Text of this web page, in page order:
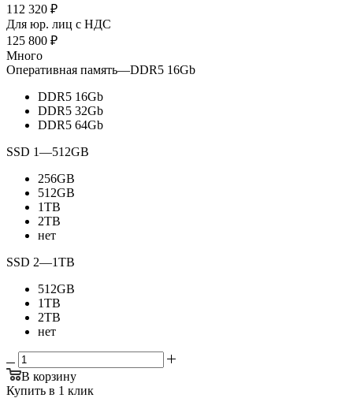
112 320 ₽
Для юр. лиц c НДС
125 800 ₽
Много
Оперативная память—DDR5 16Gb
DDR5 16Gb
DDR5 32Gb
DDR5 64Gb
SSD 1—512GB
256GB
512GB
1TB
2TB
нет
SSD 2—1TB
512GB
1TB
2TB
нет
В корзину
Купить в 1 клик